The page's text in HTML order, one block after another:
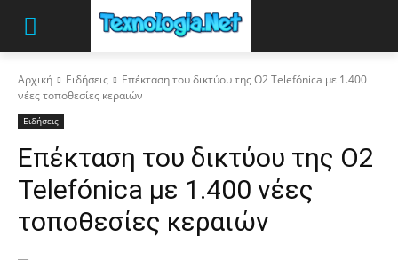
Αρχική Ειδήσεις
Επέκταση του δικτύου της O2 Telefónica με 1.400
νέες τοποθεσίες κεραιών
Ειδήσεις
Επέκταση του δικτύου της O2
Telefónica με 1.400 νέες
τοποθεσίες κεραιών